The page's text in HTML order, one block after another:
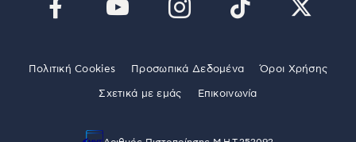
Πολιτική Cookies Προσωπικά Δεδομένα Όροι Χρήσης
Σχετικά με εμάς Επικοινωνία